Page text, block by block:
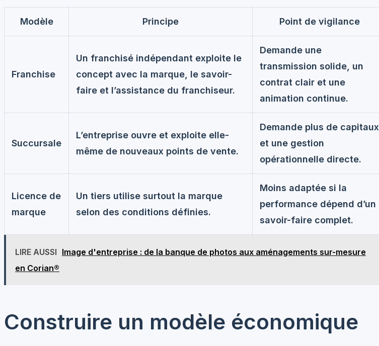
Modèle Principe Point de vigilance
Franchise
Un franchisé indépendant exploite le
concept avec la marque, le savoir-
faire et l’assistance du franchiseur.
Demande une
transmission solide, un
contrat clair et une
animation continue.
Succursale
L’entreprise ouvre et exploite elle-
même de nouveaux points de vente.
Demande plus de capitaux
et une gestion
opérationnelle directe.
Licence de
marque
Un tiers utilise surtout la marque
selon des conditions définies.
Moins adaptée si la
performance dépend d’un
savoir-faire complet.
LIRE AUSSI Image d'entreprise : de la banque de photos aux aménagements sur-mesure
en Corian®
Construire un modèle économique